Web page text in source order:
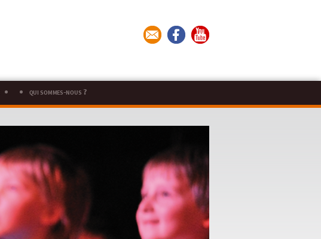
qui sommes-nous ?